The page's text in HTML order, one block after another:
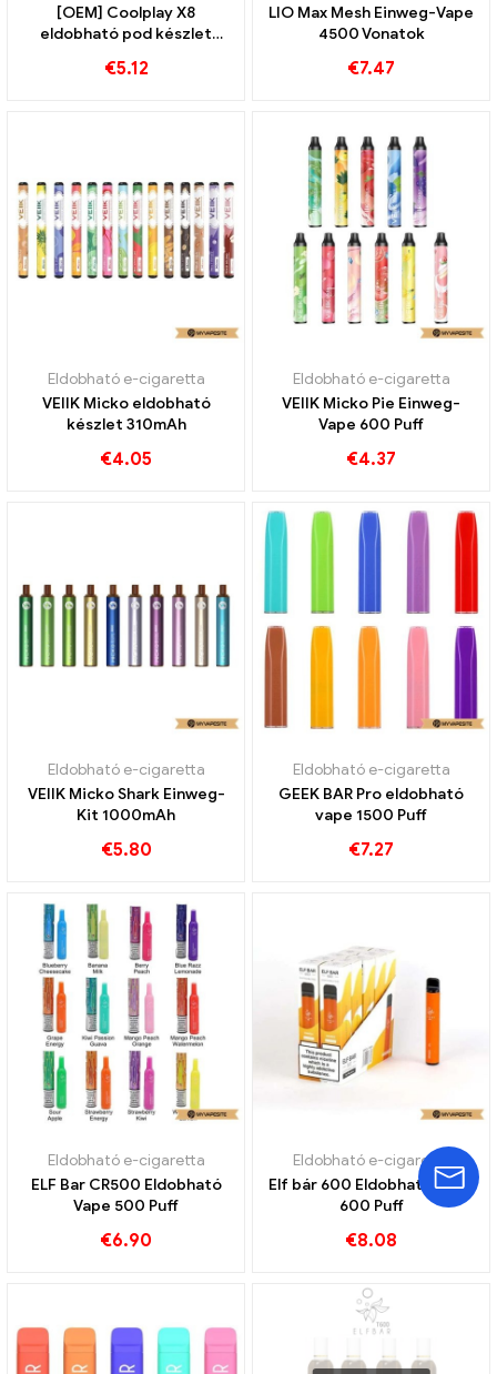
[OEM] Coolplay X8
eldobható pod készlet
€5.12
LIO Max Mesh Einweg-Vape
4500 Vonatok
€7.47
Eldobható e-cigaretta
VEIIK Micko eldobható
készlet 310mAh
€4.05
Eldobható e-cigaretta
VEIIK Micko Pie Einweg-
Vape 600 Puff
€4.37
Eldobható e-cigaretta
VEIIK Micko Shark Einweg-
Kit 1000mAh
€5.80
Eldobható e-cigaretta
GEEK BAR Pro eldobható
vape 1500 Puff
€7.27
Eldobható e-cigaretta
ELF Bar CR500 Eldobható
Vape 500 Puff
€6.90
Eldobható e-cigaretta
Elf bár 600 Eldobható vape
600 Puff
€8.08